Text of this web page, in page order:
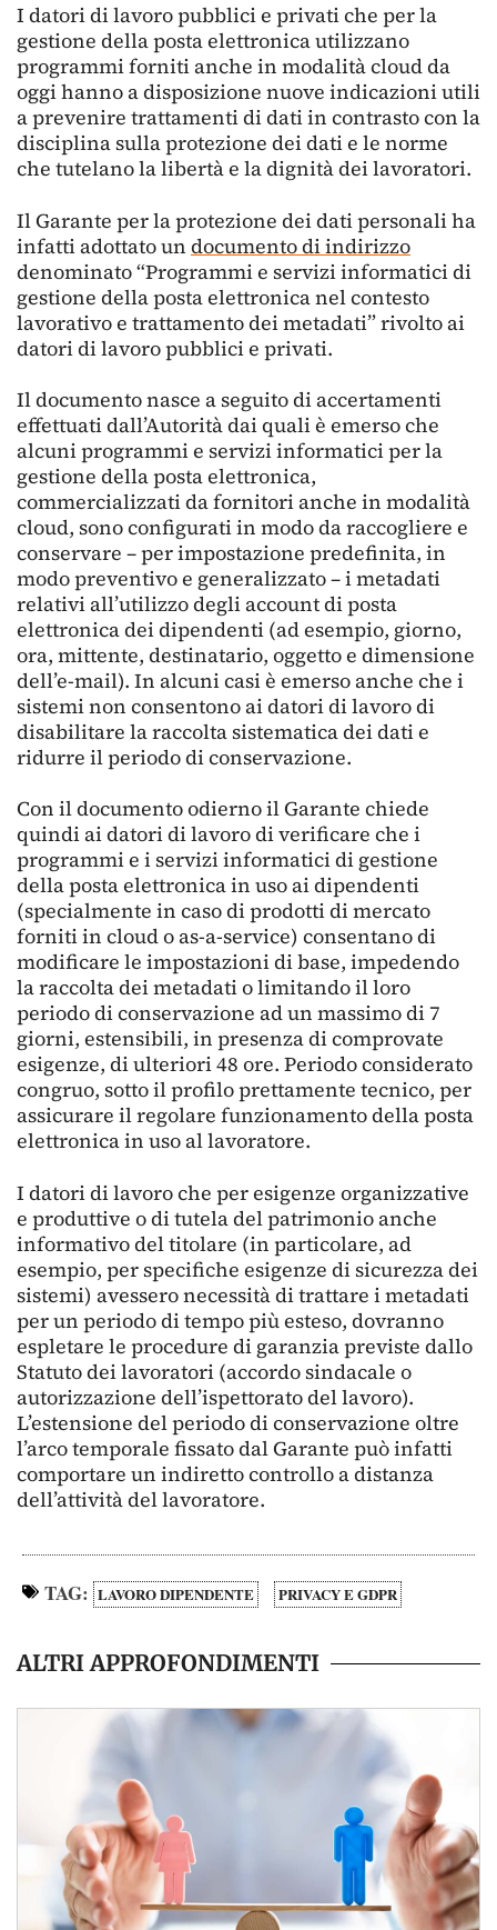
I datori di lavoro pubblici e privati che per la
gestione della posta elettronica utilizzano
programmi forniti anche in modalità cloud da
oggi hanno a disposizione nuove indicazioni utili
a prevenire trattamenti di dati in contrasto con la
disciplina sulla protezione dei dati e le norme
che tutelano la libertà e la dignità dei lavoratori.
Il Garante per la protezione dei dati personali ha
infatti adottato un documento di indirizzo
denominato “Programmi e servizi informatici di
gestione della posta elettronica nel contesto
lavorativo e trattamento dei metadati” rivolto ai
datori di lavoro pubblici e privati.
Il documento nasce a seguito di accertamenti
effettuati dall’Autorità dai quali è emerso che
alcuni programmi e servizi informatici per la
gestione della posta elettronica,
commercializzati da fornitori anche in modalità
cloud, sono configurati in modo da raccogliere e
conservare – per impostazione predefinita, in
modo preventivo e generalizzato – i metadati
relativi all’utilizzo degli account di posta
elettronica dei dipendenti (ad esempio, giorno,
ora, mittente, destinatario, oggetto e dimensione
dell’e-mail). In alcuni casi è emerso anche che i
sistemi non consentono ai datori di lavoro di
disabilitare la raccolta sistematica dei dati e
ridurre il periodo di conservazione.
Con il documento odierno il Garante chiede
quindi ai datori di lavoro di verificare che i
programmi e i servizi informatici di gestione
della posta elettronica in uso ai dipendenti
(specialmente in caso di prodotti di mercato
forniti in cloud o as-a-service) consentano di
modificare le impostazioni di base, impedendo
la raccolta dei metadati o limitando il loro
periodo di conservazione ad un massimo di 7
giorni, estensibili, in presenza di comprovate
esigenze, di ulteriori 48 ore. Periodo considerato
congruo, sotto il profilo prettamente tecnico, per
assicurare il regolare funzionamento della posta
elettronica in uso al lavoratore.
I datori di lavoro che per esigenze organizzative
e produttive o di tutela del patrimonio anche
informativo del titolare (in particolare, ad
esempio, per specifiche esigenze di sicurezza dei
sistemi) avessero necessità di trattare i metadati
per un periodo di tempo più esteso, dovranno
espletare le procedure di garanzia previste dallo
Statuto dei lavoratori (accordo sindacale o
autorizzazione dell’ispettorato del lavoro).
L’estensione del periodo di conservazione oltre
l’arco temporale fissato dal Garante può infatti
comportare un indiretto controllo a distanza
dell’attività del lavoratore.
TAG: LAVORO DIPENDENTE PRIVACY E GDPR
ALTRI APPROFONDIMENTI